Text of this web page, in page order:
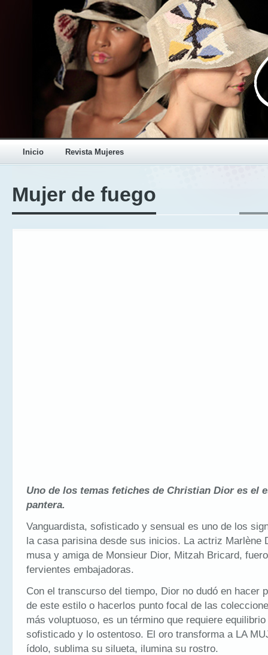
Inicio Revista Mujeres
Mujer de fuego
Uno de los temas fetiches de Christian Dior es el
pantera.
Vanguardista, sofisticado y sensual es uno de los
la casa parisina desde sus inicios. La actriz Marlène
musa y amiga de Monsieur Dior, Mitzah Bricard,
fervientes embajadoras.
Con el transcurso del tiempo, Dior no dudó en hacer
de este estilo o hacerlos punto focal de las
más voluptuoso, es un término que requiere
sofisticado y lo ostentoso. El oro transforma a LA
ídolo, sublima su silueta, ilumina su rostro.